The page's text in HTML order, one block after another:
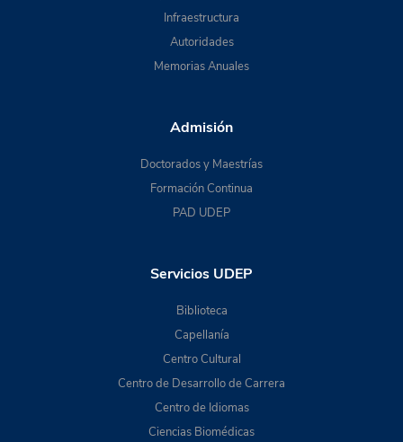
Infraestructura
Autoridades
Memorias Anuales
Admisión
Doctorados y Maestrías
Formación Continua
PAD UDEP
Servicios UDEP
Biblioteca
Capellanía
Centro Cultural
Centro de Desarrollo de Carrera
Centro de Idiomas
Ciencias Biomédicas